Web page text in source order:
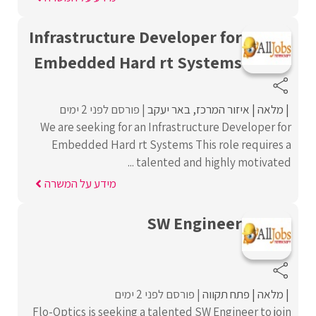
Infrastructure Developer for
Embedded Hard rt Systems
מלאה איזור המרכז באר יעקב פורסם לפני 2 ימים
We are seeking for an Infrastructure Developer for
Embedded Hard rt Systems This role requires a
talented and highly motivated ...
מידע על המשרה
SW Engineer
מלאה פתח תקווה פורסם לפני 2 ימים
Flo-Optics is seeking a talented SW Engineer to join